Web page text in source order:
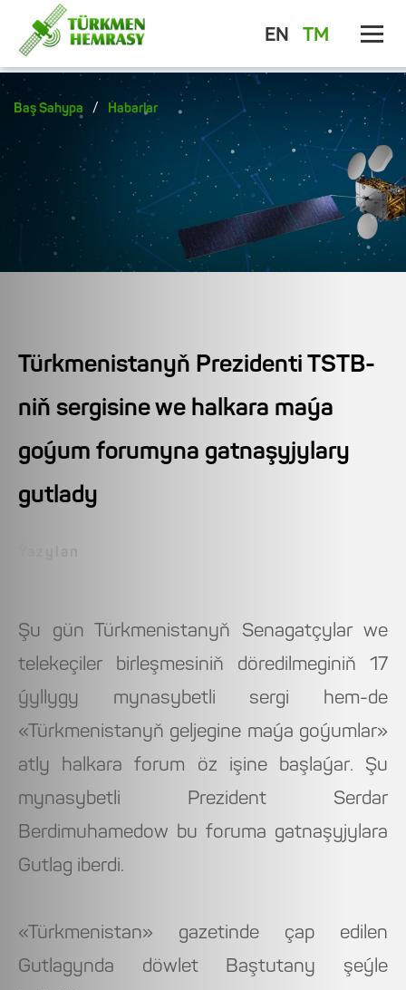
EN TM
Baş Sahypa / Habarlar
Türkmenistanyň Prezidenti TSTB-
niň sergisine we halkara maýa
goýum forumyna gatnaşyjylary
gutlady
Şu gün Türkmenistanyň Senagatçylar we
telekeçiler birleşmesiniň döredilmeginiň 17
ýyllygy mynasybetli sergi hem-de
«Türkmenistanyň geljegine maýa goýumlar»
atly halkara forum öz işine başlaýar. Şu
mynasybetli Prezident Serdar
Berdimuhamedow bu foruma gatnaşyjylara
Gutlag iberdi.
«Türkmenistan» gazetinde çap edilen
Gutlagynda döwlet Baştutany şeýle